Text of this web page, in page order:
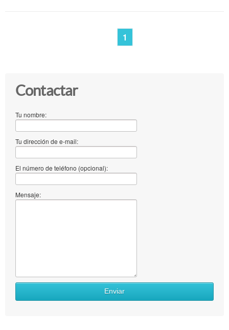
1
Contactar
Tu nombre:
Tu dirección de e-mail:
El número de teléfono (opcional):
Mensaje:
Enviar